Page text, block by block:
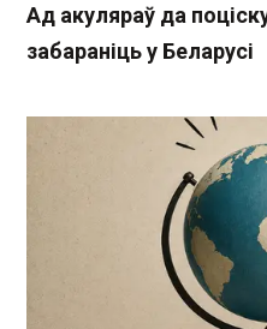
Ад акуляраў да
забараніць у Беларусі